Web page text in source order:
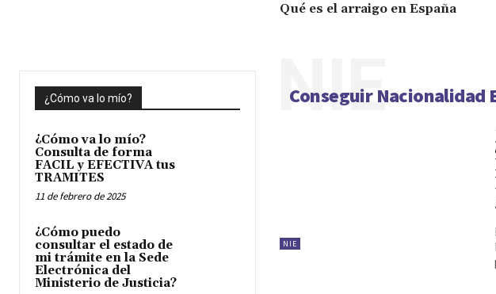
Qué es el arraigo en España
¿Cómo va lo mío?
¿Cómo va lo mío?
Consulta de forma
FACIL y EFECTIVA tus
TRAMITES
11 de febrero de 2025
¿Cómo puedo
consultar el estado de
mi trámite en la Sede
Electrónica del
Ministerio de Justicia?
Conseguir Nacionalidad
NIE
NIE